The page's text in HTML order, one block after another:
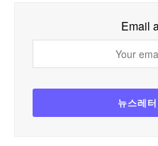
Email